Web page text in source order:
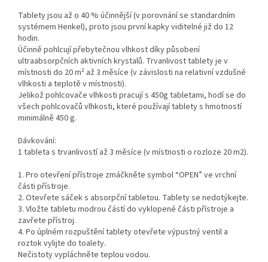
Tablety jsou až o 40 % účinnější (v porovnání se standardním
systémem Henkel), proto jsou první kapky viditelné již do 12
hodin.
Účinně pohlcují přebytečnou vlhkost díky působení
ultraabsorpčních aktivních krystalů. Trvanlivost tablety je v
místnosti do 20 m² až 3 měsíce (v závislosti na relativní vzdušné
vlhkosti a teplotě v místnosti).
Jelikož pohlcovače vlhkosti pracují s 450g tabletami, hodí se do
všech pohlcovačů vlhkosti, které používají tablety s hmotností
minimálně 450 g.
Dávkování:
1 tableta s trvanlivostí až 3 měsíce (v místnosti o rozloze 20 m2).
1. Pro otevření přístroje zmáčkněte symbol “OPEN” ve vrchní
části přístroje.
2. Otevřete sáček s absorpční tabletou. Tablety se nedotýkejte.
3. Vložte tabletu modrou částí do vyklopené části přístroje a
zavřete přístroj.
4. Po úplném rozpuštění tablety otevřete výpustný ventil a
roztok vylijte do toalety.
Nečistoty vypláchněte teplou vodou.